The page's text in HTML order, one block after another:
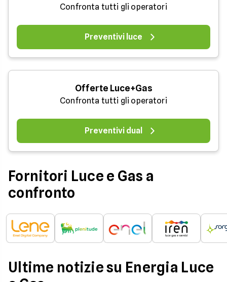
Confronta tutti gli operatori
Preventivi luce
Offerte Luce+Gas
Confronta tutti gli operatori
Preventivi dual
Fornitori Luce e Gas a
confronto
Ultime notizie su Energia Luce